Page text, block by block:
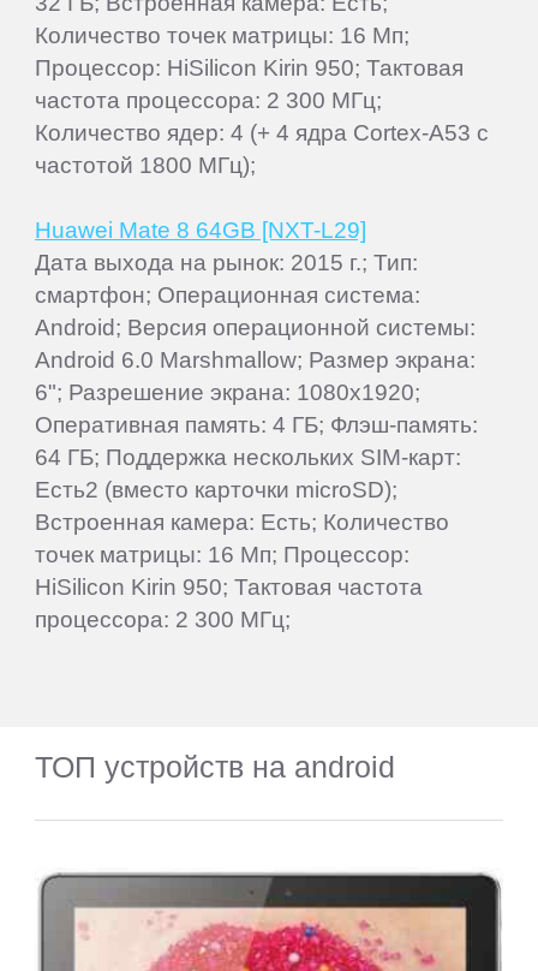
Количество точек матрицы: 16 Мп;
Процессор: HiSilicon Kirin 950; Тактовая
частота процессора: 2 300 МГц;
Количество ядер: 4 (+ 4 ядра Cortex-A53 с
частотой 1800 МГц);
Huawei Mate 8 64GB [NXT-L29]
Дата выхода на рынок: 2015 г.; Тип:
смартфон; Операционная система:
Android; Версия операционной системы:
Android 6.0 Marshmallow; Размер экрана:
6"; Разрешение экрана: 1080x1920;
Оперативная память: 4 ГБ; Флэш-память:
64 ГБ; Поддержка нескольких SIM-карт:
Есть2 (вместо карточки microSD);
Встроенная камера: Есть; Количество
точек матрицы: 16 Мп; Процессор:
HiSilicon Kirin 950; Тактовая частота
процессора: 2 300 МГц;
ТОП устройств на android